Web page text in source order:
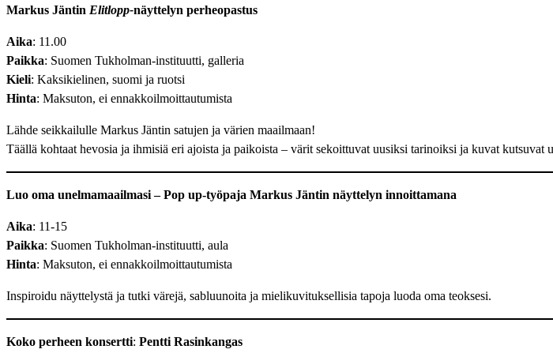
Markus Jäntin Elitlopp-näyttelyn perheopastus
Aika: 11.00
Paikka: Suomen Tukholman-instituutti, galleria
Kieli: Kaksikielinen, suomi ja ruotsi
Hinta: Maksuton, ei ennakkoilmoittautumista
Lähde seikkailulle Markus Jäntin satujen ja värien maailmaan!
Täällä kohtaat hevosia ja ihmisiä eri ajoista ja paikoista – värit sekoittuvat uusiksi tarinoiksi ja kuvat kutsuvat
Luo oma unelmamaailmasi – Pop up-työpaja Markus Jäntin näyttelyn innoittamana
Aika: 11-15
Paikka: Suomen Tukholman-instituutti, aula
Hinta: Maksuton, ei ennakkoilmoittautumista
Inspiroidu näyttelystä ja tutki värejä, sabluunoita ja mielikuvituksellisia tapoja luoda oma teoksesi.
Koko perheen konsertti: Pentti Rasinkangas